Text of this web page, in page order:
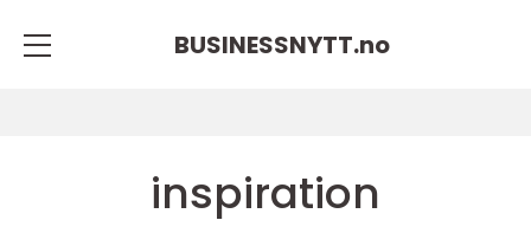
BUSINESSNYTT.no
inspiration